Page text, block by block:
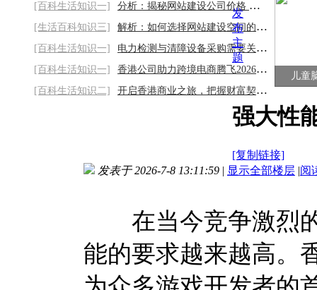
[百科生活知识一]
分析：揭秘网站建设公司价格 如何选择比较
[生活百科知识三]
解析：如何选择网站建设空间的大小
[百科生活知识一]
电力检测与清障设备采购需要关注哪些因素
[百科生活知识一]
香港公司助力跨境电商腾飞2026/8/7
[百科生活知识二]
开启香港商业之旅，把握财富契机2026/8/7
儿童
发
布
主
题
强大性
[复制链接]
发表于 2026-7-8 13:11:59 | 显示全部楼层 |阅
在当今竞争激烈的
能的要求越来越高。